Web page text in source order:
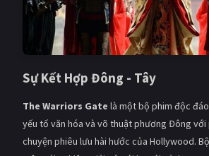
Sự Kết Hợp Đông - Tây
The Warriors Gate là một bộ phim độc
yếu tố văn hóa và võ thuật phương Đông với
chuyện phiêu lưu hài hước của Hollywood.